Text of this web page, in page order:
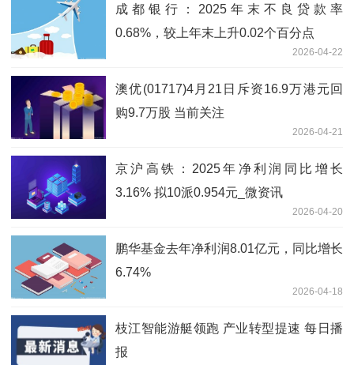
成都银行：2025年末不良贷款率
0.68%，较上年末上升0.02个百分点
2026-04-22
澳优(01717)4月21日斥资16.9万港元回
购9.7万股 当前关注
2026-04-21
京沪高铁：2025年净利润同比增长
3.16% 拟10派0.954元_微资讯
2026-04-20
鹏华基金去年净利润8.01亿元，同比增长
6.74%
2026-04-18
枝江智能游艇领跑 产业转型提速 每日播
报